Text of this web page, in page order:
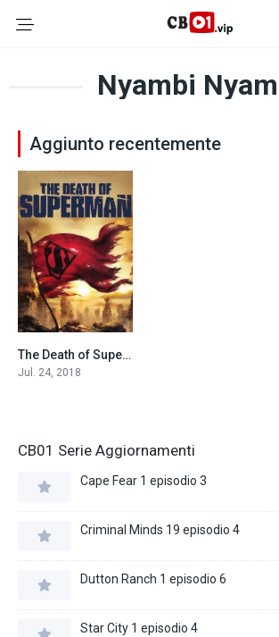
Nyambi
Aggiunto recentemente
7.4The Death of Superman (2018)
Jul. 24, 2018
CB01 Serie Aggiornamenti
Cape Fear 1 episodio 3
Criminal Minds 19 episodio 4
Dutton Ranch 1 episodio 6
Star City 1 episodio 4